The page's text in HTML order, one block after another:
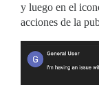
y luego en el
acciones de la